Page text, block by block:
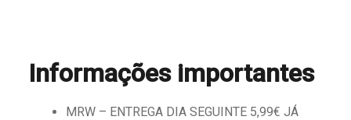
Informações importantes
MRW – ENTREGA DIA SEGUINTE 5,99€ JÁ